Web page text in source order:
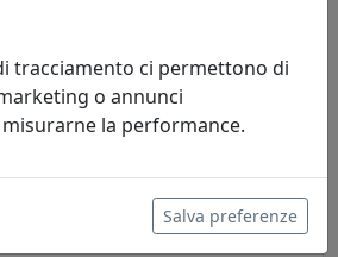
tracciamento ci permettono di
o annunci
la performance.
Salva preferenze